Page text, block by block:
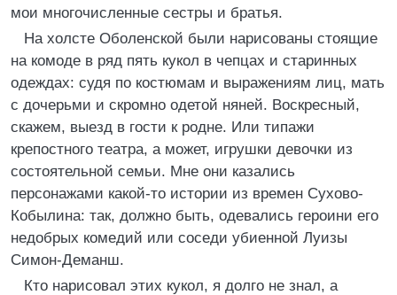
мои многочисленные сестры и братья.
На холсте Оболенской были нарисованы стоящие
на комоде в ряд пять кукол в чепцах и старинных
одеждах: судя по костюмам и выражениям лиц, мать
с дочерьми и скромно одетой няней. Воскресный,
скажем, выезд в гости к родне. Или типажи
крепостного театра, а может, игрушки девочки из
состоятельной семьи. Мне они казались
персонажами какой-то истории из времен Сухово-
Кобылина: так, должно быть, одевались героини его
недобрых комедий или соседи убиенной Луизы
Симон-Деманш.
Кто нарисовал этих кукол, я долго не знал, а